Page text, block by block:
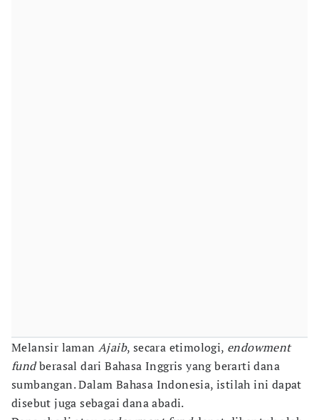
Melansir laman Ajaib, secara etimologi, endowment
fundberasal dari Bahasa Inggris yang berarti dana
sumbangan. Dalam Bahasa Indonesia, istilah ini dapat
disebut juga sebagai dana abadi.